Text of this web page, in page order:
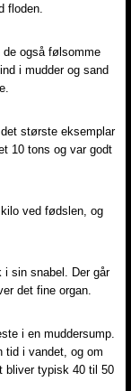
floden.
også følsomme
i mudder og sand
største eksemplar
10 tons og var godt
ved fødslen, og
i sin snabel. Der går
det fine organ.
i en muddersump.
tid i vandet, og om
bliver typisk 40 til 50